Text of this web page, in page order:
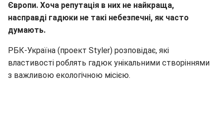
Європи. Хоча репутація в них не найкраща,
насправді гадюки не такі небезпечні, як часто
думають.
РБК-Україна (проект Styler) розповідає, які
властивості роблять гадюк унікальними створіннями
з важливою екологічною місією.